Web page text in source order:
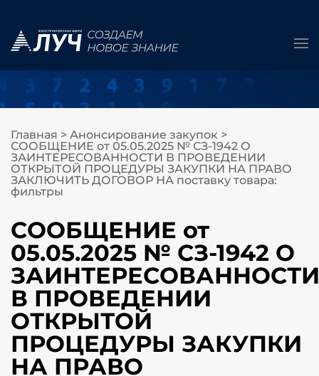
Главная > Анонсирование закупок >
СООБЩЕНИЕ от 05.05.2025 № СЗ-1942 О
ЗАИНТЕРЕСОВАННОСТИ В ПРОВЕДЕНИИ
ОТКРЫТОЙ ПРОЦЕДУРЫ ЗАКУПКИ НА ПРАВО
ЗАКЛЮЧИТЬ ДОГОВОР НА поставку товара:
фильтры
СООБЩЕНИЕ от
05.05.2025 № СЗ-1942 О
ЗАИНТЕРЕСОВАННОСТИ
В ПРОВЕДЕНИИ
ОТКРЫТОЙ
ПРОЦЕДУРЫ ЗАКУПКИ
НА ПРАВО